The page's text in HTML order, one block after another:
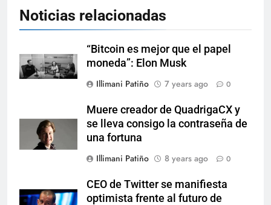
Noticias relacionadas
“Bitcoin es mejor que el papel
moneda”: Elon Musk
Illimani Patiño
7 years ago 0
Muere creador de QuadrigaCX y
se lleva consigo la contraseña de
una fortuna
Illimani Patiño
8 years ago 0
CEO de Twitter se manifiesta
optimista frente al futuro de